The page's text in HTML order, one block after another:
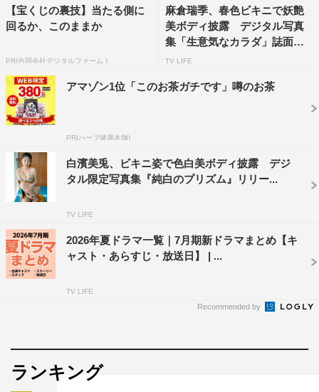
【宝くじの裏技】当たる側に
回るか、このままか
PR(合同会社デジタルファーム )
麻倉瑞季、春色ビキニで妖艶
美ボディ披露 デジタル写真
集「生意気なカラダ」誌面カ
ッ...
TV LIFE
アマゾン1位「このお茶ガチです」噂のお茶
PR(ハーブ健康本舗)
白濱美兎、ビキニ姿で色白美ボディ披露 デジ
タル限定写真集『純白のプリズム』リリー...
TV LIFE
2026年夏ドラマ一覧｜7月期新ドラマまとめ【キ
ャスト・あらすじ・放送日】 | ...
TV LIFE
Recommended by
ランキング